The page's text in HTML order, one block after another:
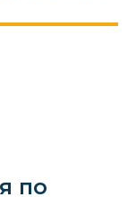
по